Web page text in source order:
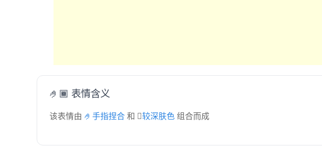
🤌🏾 表情含义
该表情由 🤌手指捏合 和🏾较深肤色 组合而成